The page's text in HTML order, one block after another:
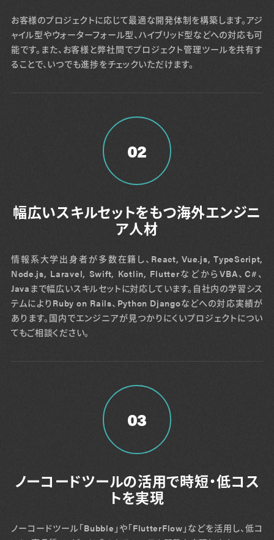
お客様のプロジェクトに応じて最適な開発体制を構築します。アジ
ャイル型やウォーターフォール型、ハイブリッド型などへの対応も可
能です。また、お客様と弊社間でプロジェクト管理ツールを共有す
ることで、いつでも進捗をチェックいただけます。
02
幅広いスキルセットをもつ海外エンジニ
ア人材
情報系大学出身者が多数在籍し、React, Vue.js, TypeScript,
Node.js, Laravel, Swift, Kotlin, FlutterなどからVBA、C#、
Javaまで幅広いスキルセットに対応しています。自社内の学習シス
テムによりRuby on Rails、Python Djangoなどへの対応実績が
あります。国内でエンジニアが見つかりにくいプロジェクトについ
てもご相談ください。
03
ノーコードツールの活用で時短・低コス
トを実現
ノーコードツール「Bubble」や「FlutterFlow」などを活用し、低コ